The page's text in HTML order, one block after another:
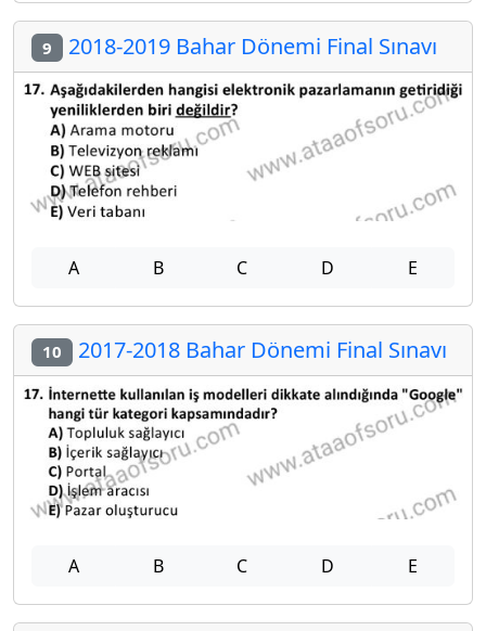
9 2018-2019 Bahar Dönemi Final Sınavı
A B C D E
10 2017-2018 Bahar Dönemi Final Sınavı
A B C D E